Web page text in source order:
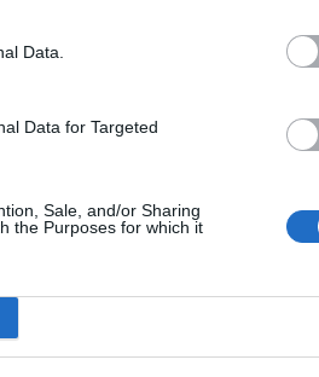
Data.
Data for Targeted
Sale, and/or Sharing
the Purposes for which it